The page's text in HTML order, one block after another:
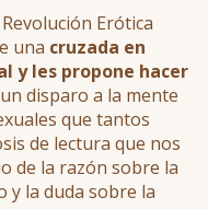
Erótica
una cruzada en
y les propone hacer
disparo a la mente
que tantos
de lectura que nos
de la razón sobre la
y la duda sobre la